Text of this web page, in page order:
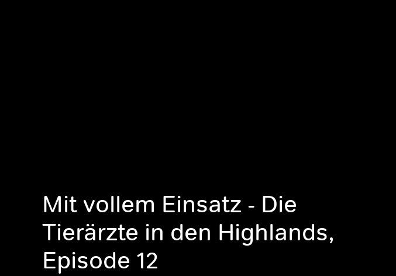
Mit vollem Einsatz - Die
Tierärzte in den Highlands,
Episode 12